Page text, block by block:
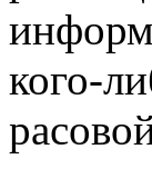
кого-